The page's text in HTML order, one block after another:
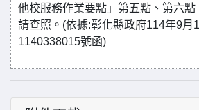
他校服務作業要點」第五點、第六點
請查照。(依據:彰化縣政府114年9月
1140338015號函)